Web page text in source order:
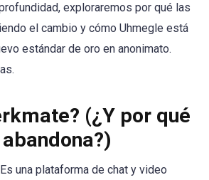
exploraremos por qué las
el cambio y cómo Uhmegle está
estándar de oro en anonimato.
(¿Y por qué
Es una plataforma de chat y video